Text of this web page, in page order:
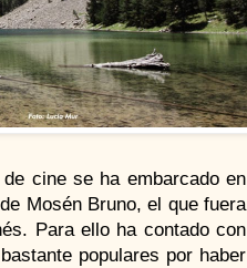
cine se ha embarcado en
Mosén Bruno, el que fuera
Para ello ha contado con
populares por haber